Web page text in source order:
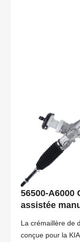
56500-A6000
assistée
La crémaillère de
conçue pour la